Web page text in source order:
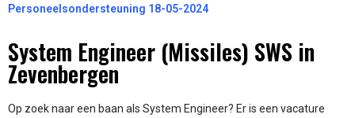
Personeelsondersteuning 18-05-2024
System Engineer (Missiles) SWS in
Zevenbergen
Op zoek naar een baan als System Engineer? Er is een vacature